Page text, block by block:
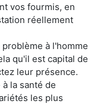
vos fourmis, en
réellement
à l'homme
qu'il est capital de
leur présence.
la santé de
les plus